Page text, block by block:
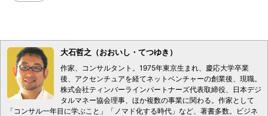
大石哲之（おおいし・てつゆき）
作家、コンサルタント。1975年東京生まれ、慶応大学卒業
後、アクセンチュアを経てネットベンチャーの創業後、現職。
株式会社ティンバーラインパートナーズ代表取締役、日本デジ
タルマネー協会理事、ほか複数の事業に関わる。作家として
「コンサル一年目に学ぶこと」「ノマド化する時代」など、著書多数。ビジネ